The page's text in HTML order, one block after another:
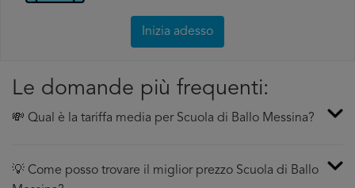
Inizia adesso
Le domande più frequenti:
💸 Qual è la tariffa media per Scuola di Ballo Messina?
💡 Come posso trovare il miglior prezzo Scuola di Ballo